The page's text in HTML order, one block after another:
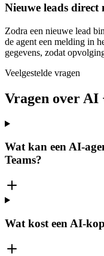
Nieuwe leads direct
Zodra een nieuwe lead
de agent een melding in
gegevens, zodat
Veelgestelde vragen
Vragen over AI
Wat kan een AI-
Teams?
Wat kost een AI-